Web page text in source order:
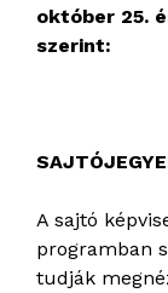
október 25.
szerint:
A sajtó
programban
tudják